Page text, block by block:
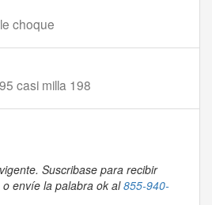
choque
casi milla 198
Suscribase para recibir
envíe la palabra ok al855-940-